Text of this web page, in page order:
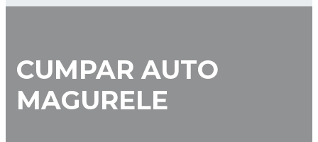
CUMPAR AUTO
MAGURELE